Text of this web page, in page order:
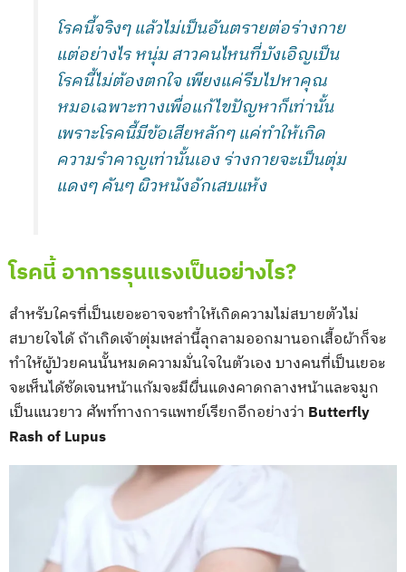
โรคนี้จริงๆ แล้วไม่เป็นอันตรายต่อร่างกาย
แต่อย่างไร หนุ่ม สาวคนไหนที่บังเอิญเป็น
โรคนี้ไม่ต้องตกใจ เพียงแค่รีบไปหาคุณ
หมอเฉพาะทางเพื่อแก้ไขปัญหาก็เท่านั้น
เพราะโรคนี้มีข้อเสียหลักๆ แค่ทำให้เกิด
ความรำคาญเท่านั้นเอง ร่างกายจะเป็นตุ่ม
แดงๆ คันๆ ผิวหนังอักเสบแห้ง
โรคนี้ อาการรุนแรงเป็นอย่างไร?
สำหรับใครที่เป็นเยอะอาจจะทำให้เกิดความไม่สบายตัวไม่
สบายใจได้ ถ้าเกิดเจ้าตุ่มเหล่านี้ลุกลามออกมานอกเสื้อผ้าก็จะ
ทำให้ผู้ป่วยคนนั้นหมดความมั่นใจในตัวเอง บางคนที่เป็นเยอะ
จะเห็นได้ชัดเจนหน้าแก้มจะมีผื่นแดงคาดกลางหน้าและจมูก
เป็นแนวยาว ศัพท์ทางการแพทย์เรียกอีกอย่างว่า Butterfly
Rash of Lupus